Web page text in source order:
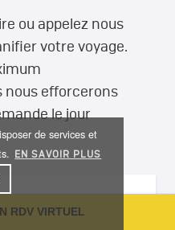
de services et
EN SAVOIR PLUS
RDV VIRTUEL
ou appelez nous
votre voyage.
nous efforcerons
le jour
POSSIBLE ET